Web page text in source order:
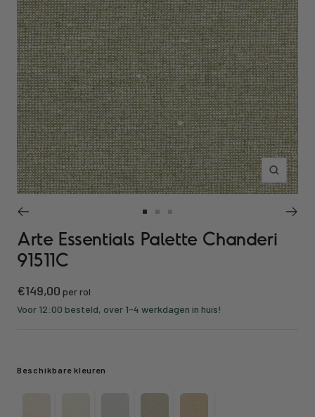
Inzoomen
naarnaarnaar
Arte Essentials Palette Chanderi
91511C
Kortings
prijs
€149,00 per rol
Voor 12:00 besteld, over 1-4 werkdagen in huis!
Beschikbare kleuren